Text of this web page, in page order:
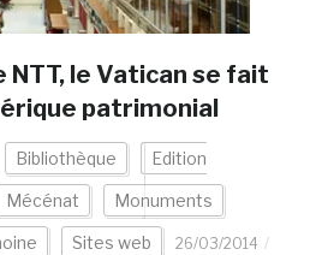
NTT, le Vatican se fait
patrimonial
Bibliothèque Edition
Mécénat Monuments
Sites web
26/03/2014